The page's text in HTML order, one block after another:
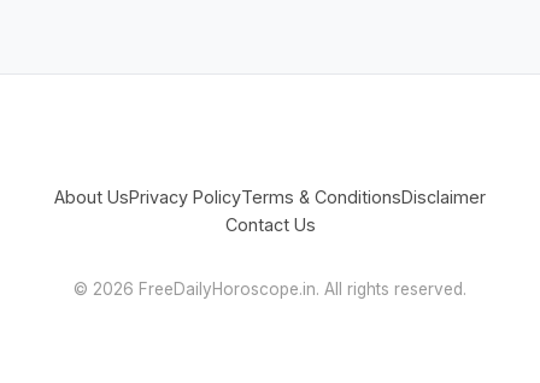
About UsPrivacy PolicyTerms & ConditionsDisclaimer
Contact Us
© 2026 FreeDailyHoroscope.in. All rights reserved.